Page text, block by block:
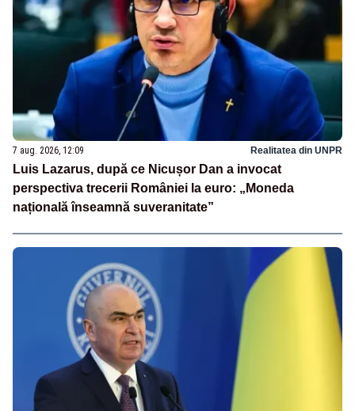
7 aug. 2026, 12:09 Realitatea din UNPR
Luis Lazarus, după ce Nicușor Dan a invocat
perspectiva trecerii României la euro: „Moneda
națională înseamnă suveranitate”